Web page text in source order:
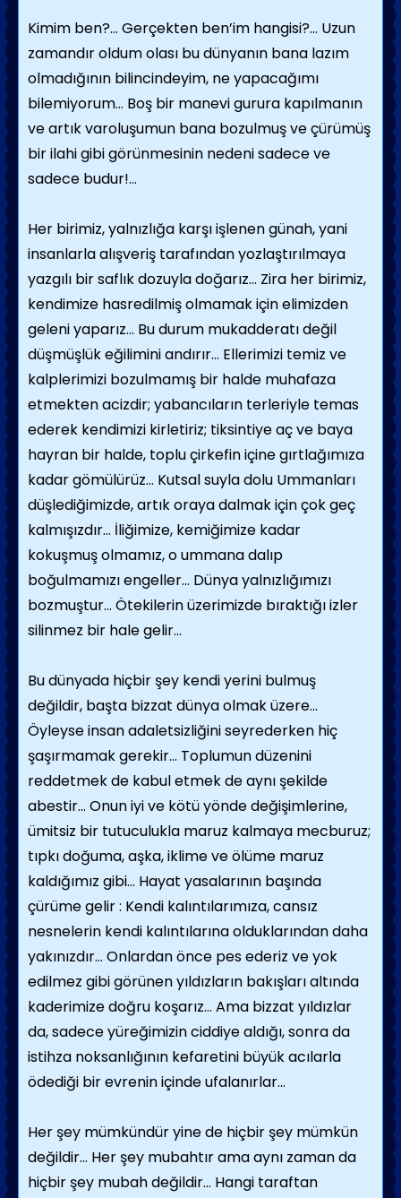
Kimim ben?... Gerçekten ben’im hangisi?... Uzun
zamandır oldum olası bu dünyanın bana lazım
olmadığının bilincindeyim, ne yapacağımı
bilemiyorum… Boş bir manevi gurura kapılmanın
ve artık varoluşumun bana bozulmuş ve çürümüş
bir ilahi gibi görünmesinin nedeni sadece ve
sadece budur!...
Her birimiz, yalnızlığa karşı işlenen günah, yani
insanlarla alışveriş tarafından yozlaştırılmaya
yazgılı bir saflık dozuyla doğarız… Zira her birimiz,
kendimize hasredilmiş olmamak için elimizden
geleni yaparız… Bu durum mukadderatı değil
düşmüşlük eğilimini andırır… Ellerimizi temiz ve
kalplerimizi bozulmamış bir halde muhafaza
etmekten acizdir; yabancıların terleriyle temas
ederek kendimizi kirletiriz; tiksintiye aç ve baya
hayran bir halde, toplu çirkefin içine gırtlağımıza
kadar gömülürüz… Kutsal suyla dolu Ummanları
düşlediğimizde, artık oraya dalmak için çok geç
kalmışızdır… İliğimize, kemiğimize kadar
kokuşmuş olmamız, o ummana dalıp
boğulmamızı engeller… Dünya yalnızlığımızı
bozmuştur… Ötekilerin üzerimizde bıraktığı izler
silinmez bir hale gelir…
Bu dünyada hiçbir şey kendi yerini bulmuş
değildir, başta bizzat dünya olmak üzere…
Öyleyse insan adaletsizliğini seyrederken hiç
şaşırmamak gerekir… Toplumun düzenini
reddetmek de kabul etmek de aynı şekilde
abestir… Onun iyi ve kötü yönde değişimlerine,
ümitsiz bir tutuculukla maruz kalmaya mecburuz;
tıpkı doğuma, aşka, iklime ve ölüme maruz
kaldığımız gibi… Hayat yasalarının başında
çürüme gelir : Kendi kalıntılarımıza, cansız
nesnelerin kendi kalıntılarına olduklarından daha
yakınızdır… Onlardan önce pes ederiz ve yok
edilmez gibi görünen yıldızların bakışları altında
kaderimize doğru koşarız… Ama bizzat yıldızlar
da, sadece yüreğimizin ciddiye aldığı, sonra da
istihza noksanlığının kefaretini büyük acılarla
ödediği bir evrenin içinde ufalanırlar…
Her şey mümkündür yine de hiçbir şey mümkün
değildir… Her şey mubahtır ama aynı zaman da
hiçbir şey mubah değildir… Hangi taraftan